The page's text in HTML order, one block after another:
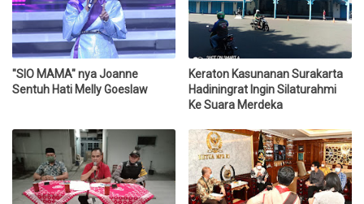
"SIO MAMA" nya Joanne
Sentuh Hati Melly Goeslaw
Keraton Kasunanan Surakarta
Hadiningrat Ingin Silaturahmi
Ke Suara Merdeka